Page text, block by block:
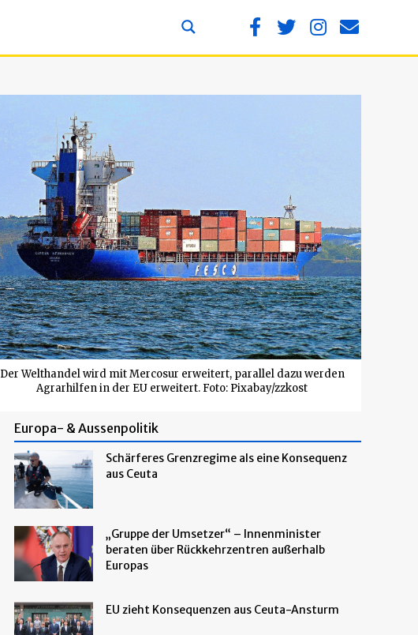
Der Welthandel wird mit Mercosur erweitert, parallel dazu werden
Agrarhilfen in der EU erweitert. Foto: Pixabay/zzkost
Europa- & Aussenpolitik
Schärferes Grenzregime als eine Konsequenz
aus Ceuta
„Gruppe der Umsetzer“ – Innenminister
beraten über Rückkehrzentren außerhalb
Europas
EU zieht Konsequenzen aus Ceuta-Ansturm